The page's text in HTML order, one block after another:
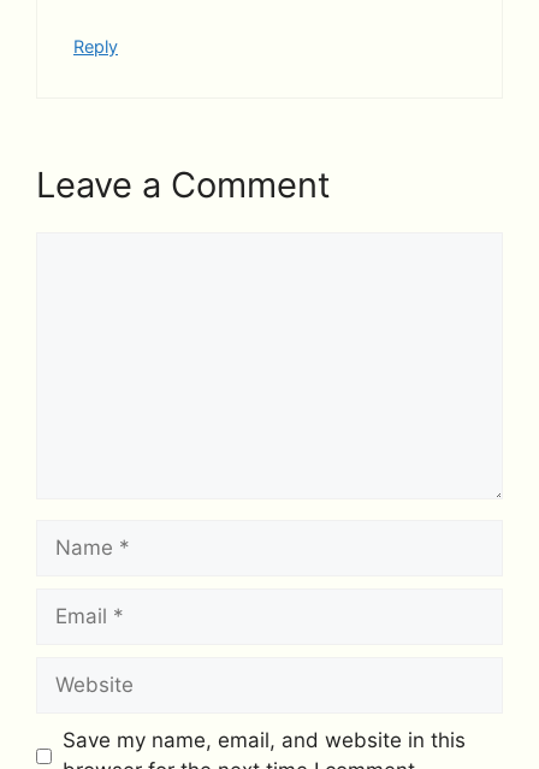
Reply
Leave a Comment
Name
Email
Website
Save my name, email, and website in this